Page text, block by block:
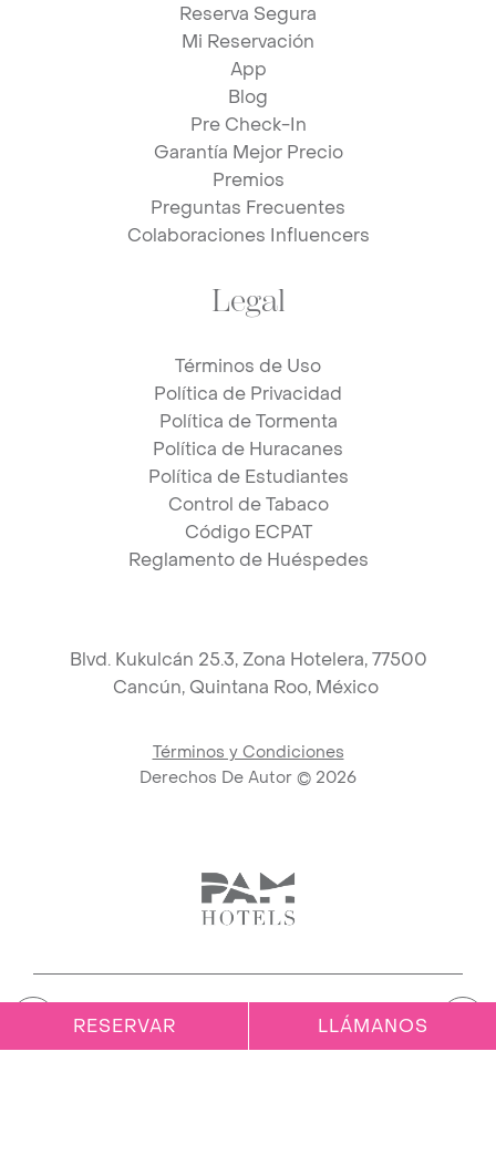
Reserva Segura
Mi Reservación
App
Blog
Pre Check-In
Garantía Mejor Precio
Premios
Preguntas Frecuentes
Colaboraciones Influencers
Legal
Términos de Uso
Política de Privacidad
Política de Tormenta
Política de Huracanes
Política de Estudiantes
Control de Tabaco
Código ECPAT
Reglamento de Huéspedes
Blvd. Kukulcán 25.3, Zona Hotelera, 77500
Cancún, Quintana Roo, México
Términos y Condiciones
Derechos De Autor © 2026
RESERVAR LLÁMANOS